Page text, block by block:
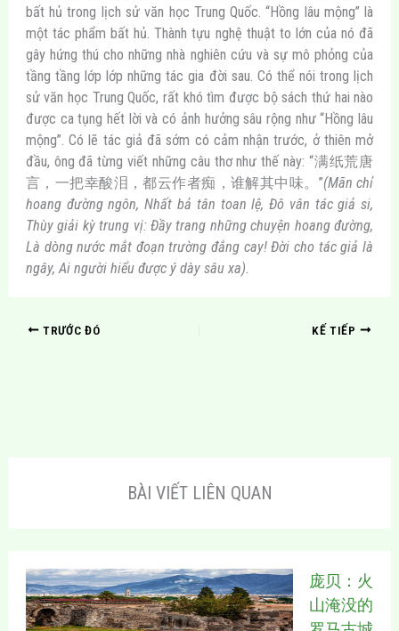
BÀI VIẾT LIÊN QUAN
庞贝：火
山淹没的
bất hủ trong lịch sử văn học Trung Quốc. “Hồng lâu mộng” là
một tác phẩm bất hủ. Thành tựu nghệ thuật to lớn của nó đã
gây hứng thú cho những nhà nghiên cứu và sự mô phỏng của
tầng tầng lớp lớp những tác gia đời sau. Có thể nói trong lịch
sử văn học Trung Quốc, rất khó tìm được bộ sách thứ hai nào
được ca tụng hết lời và có ảnh hưởng sâu rộng như “Hồng lâu
mộng”. Có lẽ tác giả đã sớm có cảm nhận trước, ở thiên mở
đầu, ông đã từng viết những câu thơ như thế này: “满纸荒唐
言，一把幸酸泪，都云作者痴，谁解其中味。”(Mãn chỉ
hoang đường ngôn, Nhất bả tân toan lệ, Đô vân tác giả si,
Thùy giải kỳ trung vị: Đầy trang những chuyện hoang đường,
Là dòng nước mắt đoạn trường đắng cay! Đời cho tác giả là
ngây, Ai người hiểu được ý dày sâu xa).
TRƯỚC ĐÓ KẾ TIẾP